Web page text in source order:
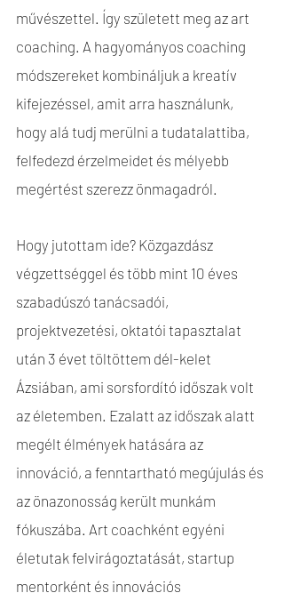
művészettel. Így született meg az art
coaching. A hagyományos coaching
módszereket kombináljuk a kreatív
kifejezéssel, amit arra használunk,
hogy alá tudj merülni a tudatalattiba,
felfedezd érzelmeidet és mélyebb
megértést szerezz önmagadról.
Hogy jutottam ide? Közgazdász
végzettséggel és több mint 10 éves
szabadúszó tanácsadói,
projektvezetési, oktatói tapasztalat
után 3 évet töltöttem dél-kelet
Ázsiában, ami sorsfordító időszak volt
az életemben. Ezalatt az időszak alatt
megélt élmények hatására az
innováció, a fenntartható megújulás és
az önazonosság került munkám
fókuszába. Art coachként egyéni
életutak felvirágoztatását, startup
mentorként és innovációs